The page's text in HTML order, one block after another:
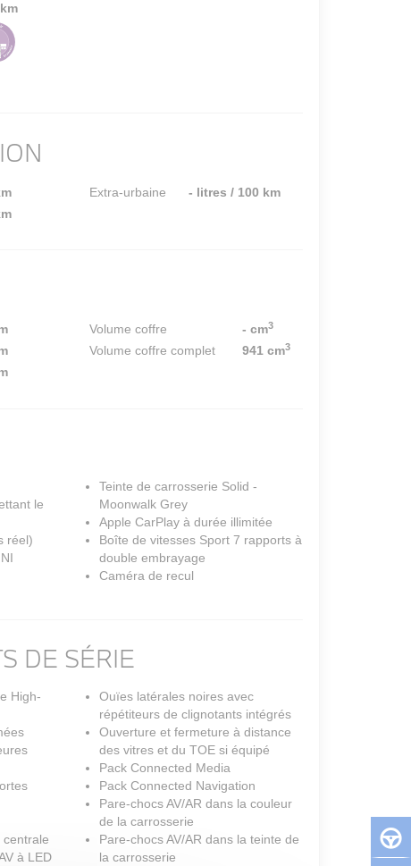
Extra-urbaine - litres / 100 km
Volume coffre - cm3
Volume coffre complet 941 cm3
le
réel)
Teinte de carrosserie Solid -
Moonwalk Grey
Apple CarPlay à durée illimitée
Boîte de vitesses Sport 7 rapports à
double embrayage
Caméra de recul
DE SÉRIE
High-
centrale
à LED
Ouïes latérales noires avec
répétiteurs de clignotants intégrés
Ouverture et fermeture à distance
des vitres et du TOE si équipé
Pack Connected Media
Pack Connected Navigation
Pare-chocs AV/AR dans la couleur
de la carrosserie
Pare-chocs AV/AR dans la teinte de
la carrosserie